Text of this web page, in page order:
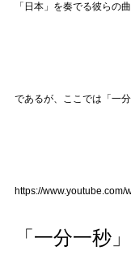
「日本」を奏でる彼らの
であるが、ここでは「一
https://
「一分一秒」